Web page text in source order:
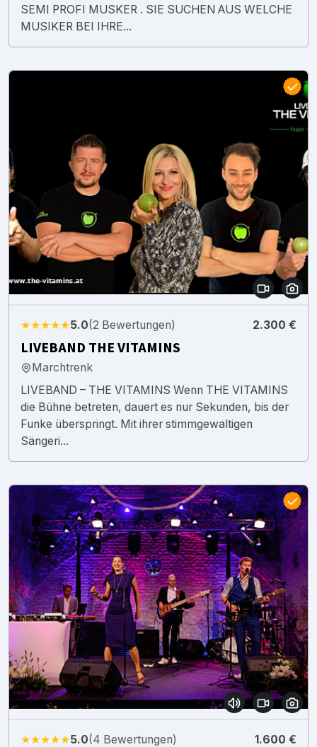
SEMI PROFI MUSKER . SIE SUCHEN AUS WELCHE
MUSIKER BEI IHRE...
★★★★★5.0(2 Bewertungen) 2.300 €
LIVEBAND THE VITAMINS
Marchtrenk
LIVEBAND – THE VITAMINS Wenn THE VITAMINS
die Bühne betreten, dauert es nur Sekunden, bis der
Funke überspringt. Mit ihrer stimmgewaltigen
Sängeri...
★★★★★5.0(4 Bewertungen) 1.600 €